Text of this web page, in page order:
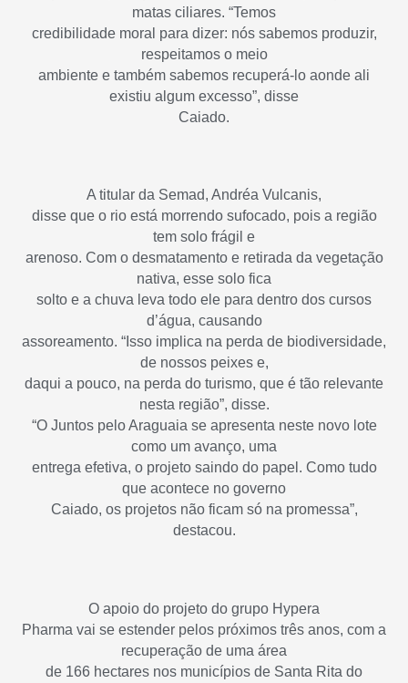
matas ciliares. “Temos
credibilidade moral para dizer: nós sabemos produzir,
respeitamos o meio
ambiente e também sabemos recuperá-lo aonde ali
existiu algum excesso”, disse
Caiado.
A titular da Semad, Andréa Vulcanis,
disse que o rio está morrendo sufocado, pois a região
tem solo frágil e
arenoso. Com o desmatamento e retirada da vegetação
nativa, esse solo fica
solto e a chuva leva todo ele para dentro dos cursos
d’água, causando
assoreamento. “Isso implica na perda de biodiversidade,
de nossos peixes e,
daqui a pouco, na perda do turismo, que é tão relevante
nesta região”, disse.
“O Juntos pelo Araguaia se apresenta neste novo lote
como um avanço, uma
entrega efetiva, o projeto saindo do papel. Como tudo
que acontece no governo
Caiado, os projetos não ficam só na promessa”,
destacou.
O apoio do projeto do grupo Hypera
Pharma vai se estender pelos próximos três anos, com a
recuperação de uma área
de 166 hectares nos municípios de Santa Rita do